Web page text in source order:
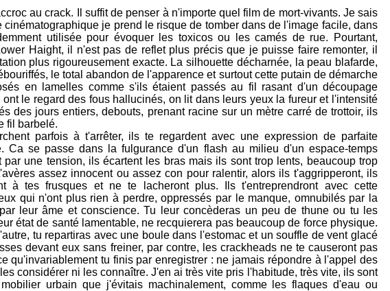
au crack. Il suffit de penser à n'importe quel film de mort-vivants. Je sais
je prend le risque de tomber dans de l'image facile, dans
utilisée pour évoquer les toxicos ou les camés de rue. Pourtant,
Haight, il n'est pas de reflet plus précis que je puisse faire remonter, il
plus rigoureusement exacte. La silhouette décharnée, la peau blafarde,
le total abandon de l'apparence et surtout cette putain de démarche
en lamelles comme s'ils étaient passés au fil rasant d'un découpage
le regard des fous hallucinés, on lit dans leurs yeux la fureur et l'intensité
des jours entiers, debouts, prenant racine sur un mètre carré de trottoir, ils
fil barbelé.
parfois à t'arrêter, ils te regardent avec une expression de parfaite
Ca se passe dans la fulgurance d'un flash au milieu d'un espace-temps
une tension, ils écartent les bras mais ils sont trop lents, beaucoup trop
assez innocent ou assez con pour ralentir, alors ils t'aggripperont, ils
à tes frusques et ne te lacheront plus. Ils t'entreprendront avec cette
qui n'ont plus rien à perdre, oppressés par le manque, omnubilés par la
leur âme et conscience. Tu leur concèderas un peu de thune ou tu les
état de santé lamentable, ne recquierera pas beaucoup de force physique.
tu repartiras avec une boule dans l'estomac et un souffle de vent glacé
devant eux sans freiner, par contre, les crackheads ne te causeront pas
qu'invariablement tu finis par enregistrer : ne jamais répondre à l'appel des
considérer ni les connaître. J'en ai très vite pris l'habitude, très vite, ils sont
urbain que j'évitais machinalement, comme les flaques d'eau ou